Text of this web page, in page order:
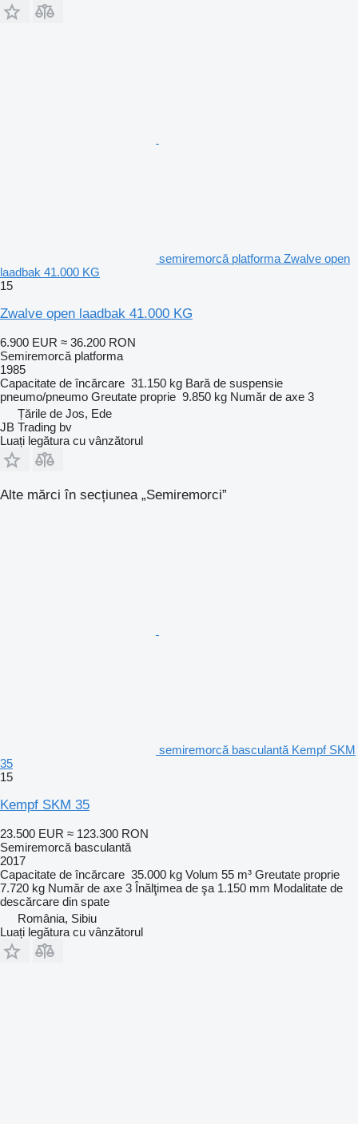
semiremorcă platforma Zwalve open
laadbak 41.000 KG
15
Zwalve open laadbak 41.000 KG
6.900 EUR ≈ 36.200 RON
Semiremorcă platforma
1985
Capacitate de încărcare 31.150 kg Bară de suspensie
pneumo/pneumo Greutate proprie 9.850 kg Număr de axe 3
Țările de Jos, Ede
JB Trading bv
Luați legătura cu vânzătorul
Alte mărci în secțiunea „Semiremorci”
semiremorcă basculantă Kempf SKM
35
15
Kempf SKM 35
23.500 EUR ≈ 123.300 RON
Semiremorcă basculantă
2017
Capacitate de încărcare 35.000 kg Volum 55 m³ Greutate proprie
7.720 kg Număr de axe 3 Înălţimea de şa 1.150 mm Modalitate de
descărcare din spate
România, Sibiu
Luați legătura cu vânzătorul